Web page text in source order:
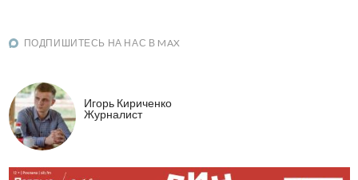
ПОДПИШИТЕСЬ НА НАС В MAX
Игорь Кириченко
Журналист